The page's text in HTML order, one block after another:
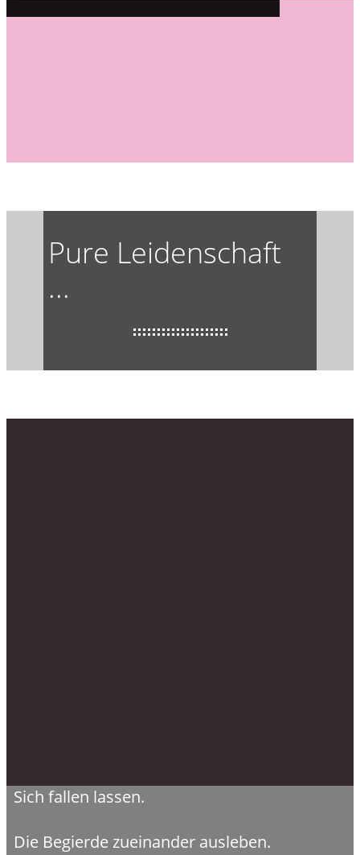
Pure Leidenschaft
...
Sich fallen lassen.
Die Begierde zueinander ausleben.